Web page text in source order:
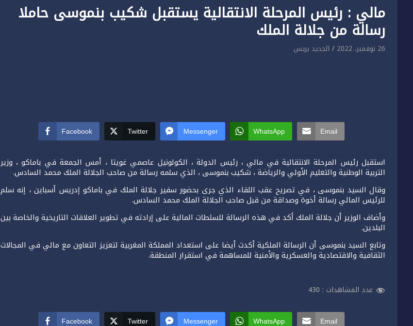
مالي : رئيس المرحلة الانتقالية يستقبل شكيب بنموسى حاملا
رسالة من جلالة الملك
26 نوفمبر، 2022 الجديد بريس
Facebook Twitter Messenger WhatsApp Email
استقبل رئيس المرحلة الانتقالية في مالي ، رئيس الدولة ، الكولونيل عاصمي غويتا ، أمس الجمعة في باماكو ، وزير
التربية الوطنية والتعليم الأولي والرياضة ، شكيب بنموسى ، الذي سلمه رسالة من صاحب الجلالة الملك محمد السادس.
وقال السيد بنموسى ، في تصريح عقب اللقاء الذي جرى بحضور سفير جلالة الملك في باماكو إدريس أسباين ، إنه سلم
للرئيس المالي رسالة أخوة وصداقة من قبل صاحب الجلالة الملك محمد السادس.
وأضاف الوزير أن جلالة الملك أكد في هذه الرسالة للسلطات المالية على إرادته في تطوير العلاقات التاريخية والخاصة بين
البلدين.
وتابع السيد بنموسى أن الرسالة الملكية أكدت أيضا على استعداد المملكة المغربية لتعزيز التعاون مع مالي في المجالات
الثقافية والاقتصادية والعسكرية والأمنية للمساهمة في استقرار المنطقة.
عدد المشاهدات : 430
Facebook Twitter Messenger WhatsApp Email